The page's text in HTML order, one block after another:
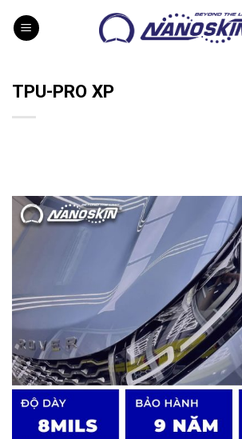
TPU-PRO XP